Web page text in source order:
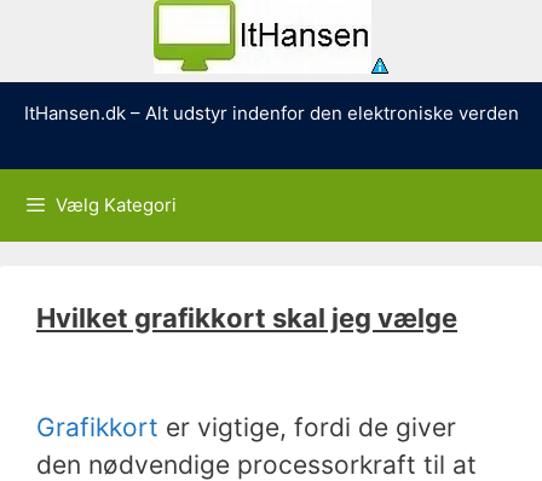
ItHansen.dk – Alt udstyr indenfor den elektroniske verden
Vælg Kategori
Hvilket grafikkort skal jeg vælge
Grafikkort er vigtige, fordi de giver
den nødvendige processorkraft til at